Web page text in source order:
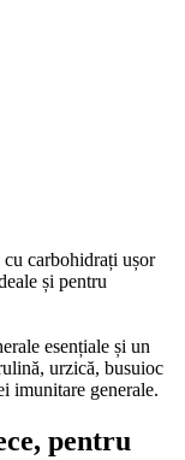
carbohidrați ușor
și pentru
esențiale și un
urzică, busuioc
imunitare generale.
pentru